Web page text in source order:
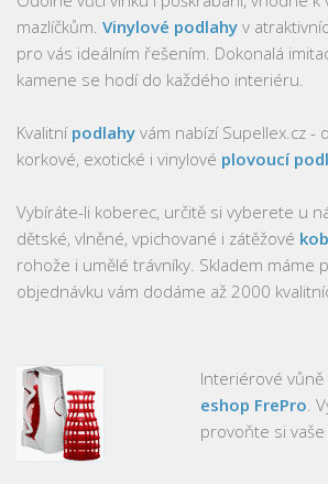
mazlíčkům. Vinylové podlahy v
pro vás ideálním řešením. Dokonalá
kamene se hodí do každého interiéru.
Kvalitní podlahy vám nabízí Supellex.cz -
korkové, exotické i vinylové plovoucí
Vybíráte-li koberec, určitě si vyberete u
dětské, vlněné, vpichované i zátěžové
rohože i umělé trávníky. Skladem máme
objednávku vám dodáme až 2000
Interiérové vůně
eshop FrePro .
provoňte si